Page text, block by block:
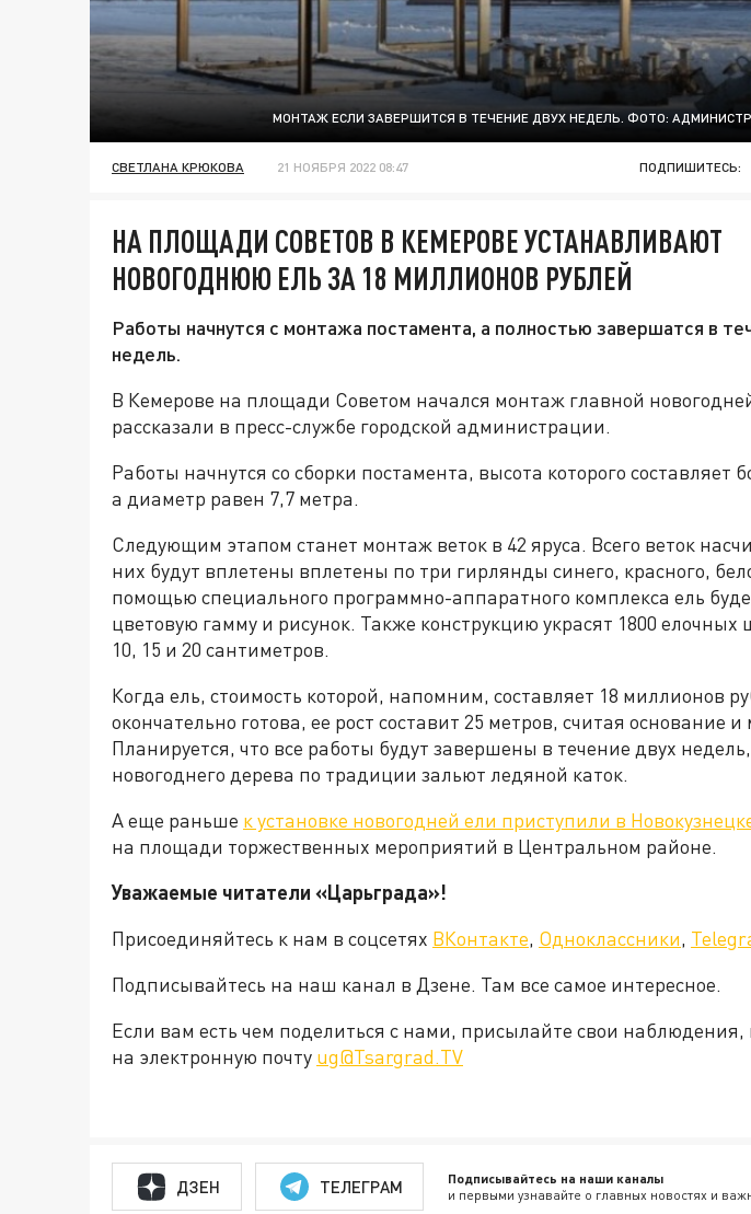
МОНТАЖ ЕСЛИ ЗАВЕРШИТСЯ В ТЕЧЕНИЕ ДВУХ НЕДЕЛЬ. ФОТО:
СВЕТЛАНА КРЮКОВА 21 НОЯБРЯ 2022 08:47 ПОДПИШИТЕСЬ:
НА ПЛОЩАДИ СОВЕТОВ В КЕМЕРОВЕ УСТАНАВЛИВАЮТ
НОВОГОДНЮЮ ЕЛЬ ЗА 18 МИЛЛИОНОВ РУБЛЕЙ
Работы начнутся с монтажа постамента, а полностью завершатся в
недель.
В Кемерове на площади Советом начался монтаж главной
рассказали в пресс-службе городской администрации.
Работы начнутся со сборки постамента, высота которого составляет
а диаметр равен 7,7 метра.
Следующим этапом станет монтаж веток в 42 яруса. Всего веток
них будут вплетены вплетены по три гирлянды синего, красного,
помощью специального программно-аппаратного комплекса ель
цветовую гамму и рисунок. Также конструкцию украсят 1800
10, 15 и 20 сантиметров.
Когда ель, стоимость которой, напомним, составляет 18 миллионов
окончательно готова, ее рост составит 25 метров, считая основание и
Планируется, что все работы будут завершены в течение двух недель,
новогоднего дерева по традиции зальют ледяной каток.
А еще раньше к установке новогодней ели приступили в
на площади торжественных мероприятий в Центральном районе.
Уважаемые читатели «Царьграда»!
Присоединяйтесь к нам в соцсетях ВКонтакте, Одноклассники,
Подписывайтесь на наш канал в Дзене. Там все самое интересное.
Если вам есть чем поделиться с нами, присылайте свои наблюдения,
на электронную почту ug@Tsargrad.TV
ДЗЕН ТЕЛЕГРАМ Подписывайтесь на наши каналы
и первыми узнавайте о главных новостях и